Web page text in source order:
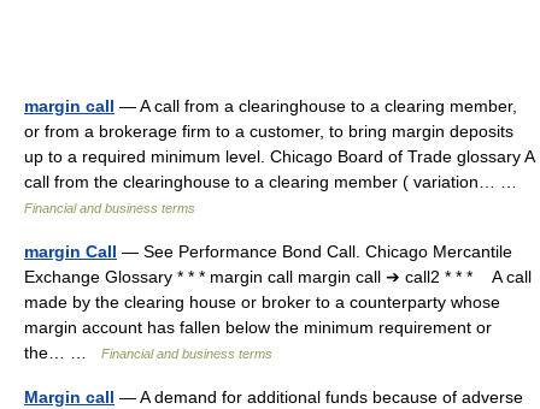
margin call — A call from a clearinghouse to a clearing member,
or from a brokerage firm to a customer, to bring margin deposits
up to a required minimum level. Chicago Board of Trade glossary A
call from the clearinghouse to a clearing member ( variation… …
Financial and business terms
margin Call — See Performance Bond Call. Chicago Mercantile
Exchange Glossary * * * margin call margin call ➔ call2 * * * A call
made by the clearing house or broker to a counterparty whose
margin account has fallen below the minimum requirement or
the… …
Financial and business terms
Margin call — A demand for additional funds because of adverse